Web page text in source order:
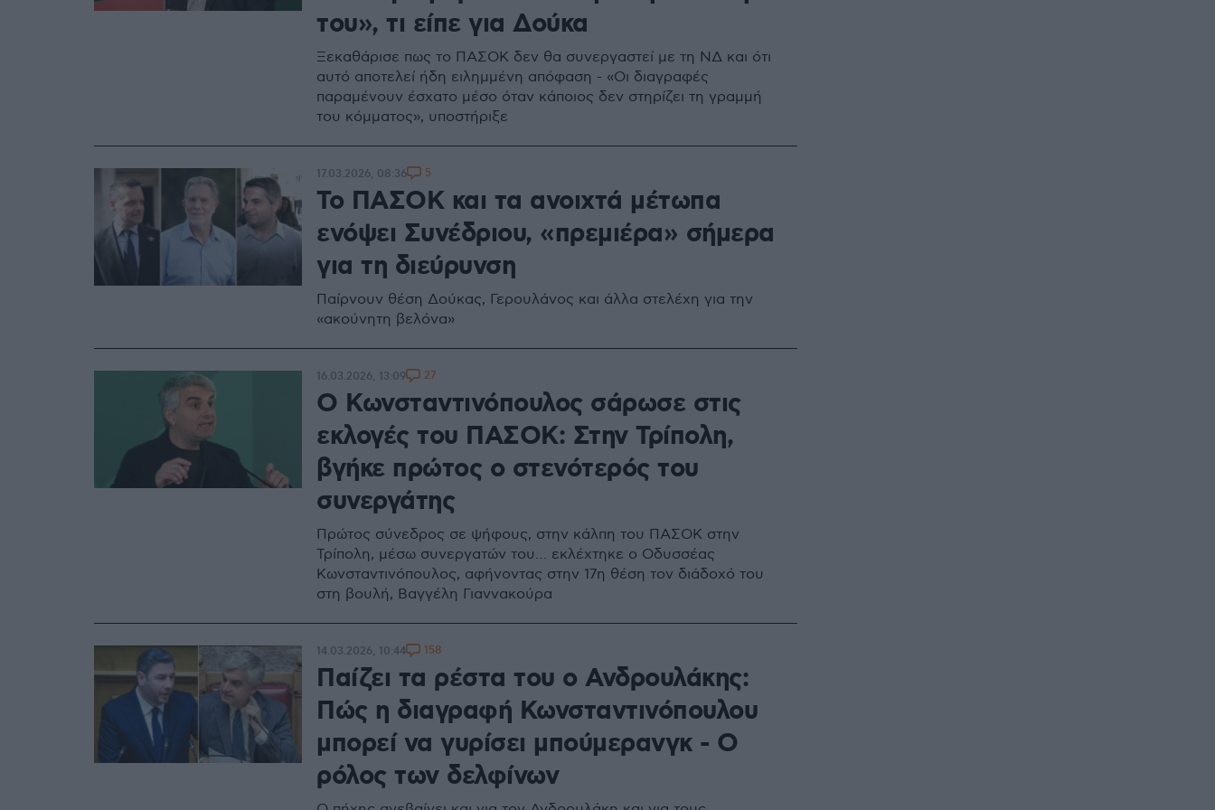
του», τι είπε για Δούκα
Ξεκαθάρισε πως το ΠΑΣΟΚ δεν θα συνεργαστεί με τη ΝΔ και ότι
αυτό αποτελεί ήδη ειλημμένη απόφαση - «Οι διαγραφές
παραμένουν έσχατο μέσο όταν κάποιος δεν στηρίζει τη γραμμή
του κόμματος», υποστήριξε
Το ΠΑΣΟΚ και τα ανοιχτά μέτωπα
ενόψει Συνέδριου, «πρεμιέρα» σήμερα
για τη διεύρυνση
Παίρνουν θέση Δούκας, Γερουλάνος και άλλα στελέχη για την
«ακούνητη βελόνα»
17.03.2026, 08:36 5
Ο Κωνσταντινόπουλος σάρωσε στις
εκλογές του ΠΑΣΟΚ: Στην Τρίπολη,
βγήκε πρώτος ο στενότερός του
συνεργάτης
Πρώτος σύνεδρος σε ψήφους, στην κάλπη του ΠΑΣΟΚ στην
Τρίπολη, μέσω συνεργατών του… εκλέχτηκε ο Οδυσσέας
Κωνσταντινόπουλος, αφήνοντας στην 17η θέση τον διάδοχό του
στη βουλή, Βαγγέλη Γιαννακούρα
16.03.2026, 13:09 27
Παίζει τα ρέστα του ο Ανδρουλάκης:
Πώς η διαγραφή Κωνσταντινόπουλου
μπορεί να γυρίσει μπούμερανγκ - Ο
ρόλος των δελφίνων
14.03.2026, 10:44 158